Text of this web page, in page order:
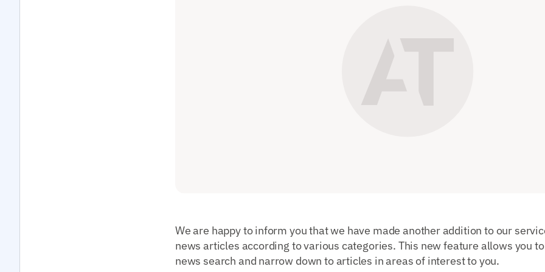
We are happy to inform you that we have made another addition to our
news articles according to various categories. This new feature allows you
news search and narrow down to articles in areas of interest to you.